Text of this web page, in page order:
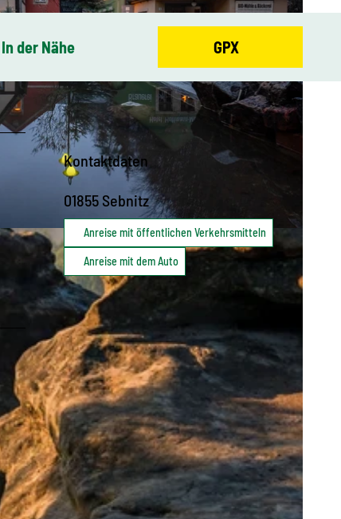
In der Nähe GPX
Kontaktdaten
01855 Sebnitz
Anreise mit öffentlichen Verkehrsmitteln
Anreise mit dem Auto